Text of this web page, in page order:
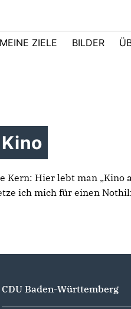
MEINE ZIELE BILDER
Hier lebt man
ich mich für einen
CDU Baden-Württemberg